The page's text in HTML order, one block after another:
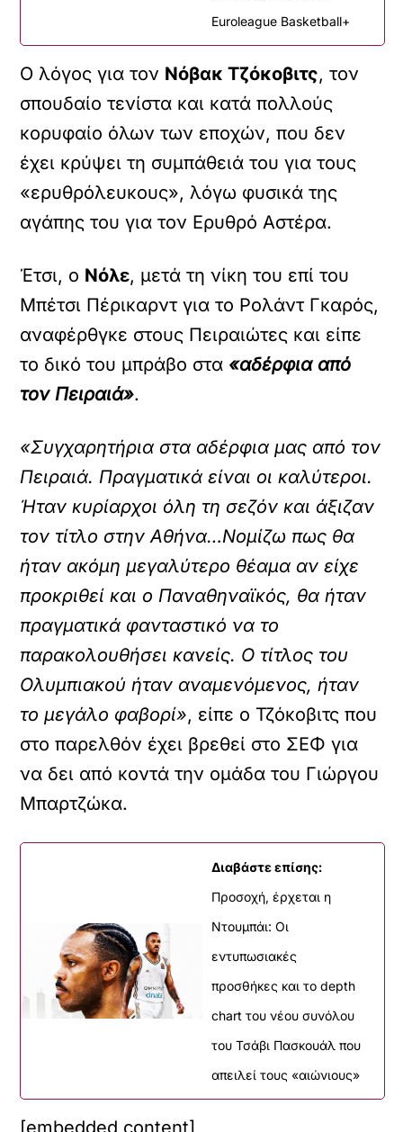
Euroleague Basketball+
Ο λόγος για τον Νόβακ Τζόκοβιτς, τον
σπουδαίο τενίστα και κατά πολλούς
κορυφαίο όλων των εποχών, που δεν
έχει κρύψει τη συμπάθειά του για τους
«ερυθρόλευκους», λόγω φυσικά της
αγάπης του για τον Ερυθρό Αστέρα.
Έτσι, ο Νόλε, μετά τη νίκη του επί του
Μπέτσι Πέρικαρντ για το Ρολάντ Γκαρός,
αναφέρθγκε στους Πειραιώτες και είπε
το δικό του μπράβο στα «αδέρφια από
τον Πειραιά».
«Συγχαρητήρια στα αδέρφια μας από τον
Πειραιά. Πραγματικά είναι οι καλύτεροι.
Ήταν κυρίαρχοι όλη τη σεζόν και άξιζαν
τον τίτλο στην Αθήνα…Νομίζω πως θα
ήταν ακόμη μεγαλύτερο θέαμα αν είχε
προκριθεί και ο Παναθηναϊκός, θα ήταν
πραγματικά φανταστικό να το
παρακολουθήσει κανείς. Ο τίτλος του
Ολυμπιακού ήταν αναμενόμενος, ήταν
το μεγάλο φαβορί», είπε ο Τζόκοβιτς που
στο παρελθόν έχει βρεθεί στο ΣΕΦ για
να δει από κοντά την ομάδα του Γιώργου
Μπαρτζώκα.
Διαβάστε επίσης:
Προσοχή, έρχεται η
Ντουμπάι: Οι
εντυπωσιακές
προσθήκες και το depth
chart του νέου συνόλου
του Τσάβι Πασκουάλ που
απειλεί τους «αιώνιους»
[embedded content]